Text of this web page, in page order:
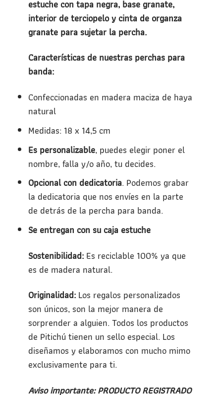
estuche con tapa negra, base granate,
interior de terciopelo y cinta de organza
granate para sujetar la percha.
Características de nuestras perchas para
banda:
Confeccionadas en madera maciza de haya
natural
Medidas: 18 x 14,5 cm
Es personalizable, puedes elegir poner el
nombre, falla y/o año, tu decides.
Opcional con dedicatoria. Podemos grabar
la dedicatoria que nos envíes en la parte
de detrás de la percha para banda.
Se entregan con su caja estuche
Sostenibilidad:Es reciclable 100% ya que
es de madera natural.
Originalidad:Los regalos personalizados
son únicos, son la mejor manera de
sorprender a alguien. Todos los productos
de Pitichú tienen un sello especial. Los
diseñamos y elaboramos con mucho mimo
exclusivamente para ti.
Aviso importante: PRODUCTO REGISTRADO